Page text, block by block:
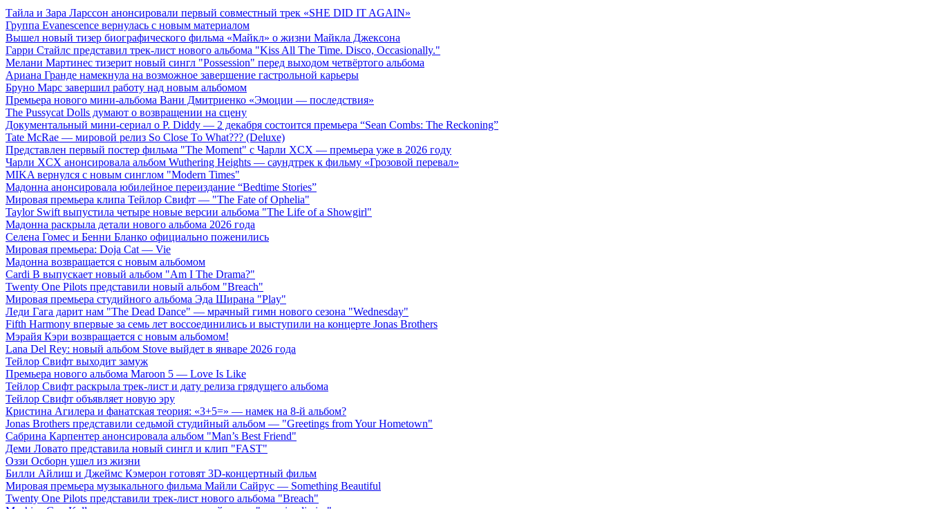
Тайла и Зара Ларссон анонсировали первый совместный трек «SHE DID IT AGAIN»
Группа Evanescence вернулась с новым материалом
Вышел новый тизер биографического фильма «Майкл» о жизни Майкла Джексона
Гарри Стайлс представил трек-лист нового альбома "Kiss All The Time. Disco, Occasionally."
Мелани Мартинес тизерит новый сингл "Possession" перед выходом четвёртого альбома
Ариана Гранде намекнула на возможное завершение гастрольной карьеры
Бруно Марс завершил работу над новым альбомом
Премьера нового мини-альбома Вани Дмитриенко «Эмоции — последствия»
The Pussycat Dolls думают о возвращении на сцену
Документальный мини-сериал о P. Diddy — 2 декабря состоится премьера “Sean Combs: The Reckoning”
Tate McRae — мировой релиз So Close To What??? (Deluxe)
Представлен первый постер фильма "The Moment" с Чарли XCX — премьера уже в 2026 году
Чарли XCX анонсировала альбом Wuthering Heights — саундтрек к фильму «Грозовой перевал»
MIKA вернулся с новым синглом "Modern Times"
Мадонна анонсировала юбилейное переиздание “Bedtime Stories”
Мировая премьера клипа Тейлор Свифт — "The Fate of Ophelia"
Taylor Swift выпустила четыре новые версии альбома "The Life of a Showgirl"
Мадонна раскрыла детали нового альбома 2026 года
Селена Гомес и Бенни Бланко официально поженились
Мировая премьера: Doja Cat — Vie
Мадонна возвращается с новым альбомом
Cardi B выпускает новый альбом "Am I The Drama?"
Twenty One Pilots представили новый альбом "Breach"
Мировая премьера студийного альбома Эда Ширана "Play"
Леди Гага дарит нам "The Dead Dance" — мрачный гимн нового сезона "Wednesday"
Fifth Harmony впервые за семь лет воссоединились и выступили на концерте Jonas Brothers
Мэрайя Кэри возвращается с новым альбомом!
Lana Del Rey: новый альбом Stove выйдет в январе 2026 года
Тейлор Свифт выходит замуж
Премьера нового альбома Maroon 5 — Love Is Like
Тейлор Свифт раскрыла трек-лист и дату релиза грядущего альбома
Тейлор Свифт объявляет новую эру
Кристина Агилера и фанатская теория: «3+5=» — намек на 8-й альбом?
Jonas Brothers представили седьмой студийный альбом — "Greetings from Your Hometown"
Сабрина Карпентер анонсировала альбом "Man’s Best Friend"
Деми Ловато представила новый сингл и клип "FAST"
Оззи Осборн ушел из жизни
Билли Айлиш и Джеймс Кэмерон готовят 3D-концертный фильм
Мировая премьера музыкального фильма Майли Сайрус — Something Beautiful
Twenty One Pilots представили трек-лист нового альбома "Breach"